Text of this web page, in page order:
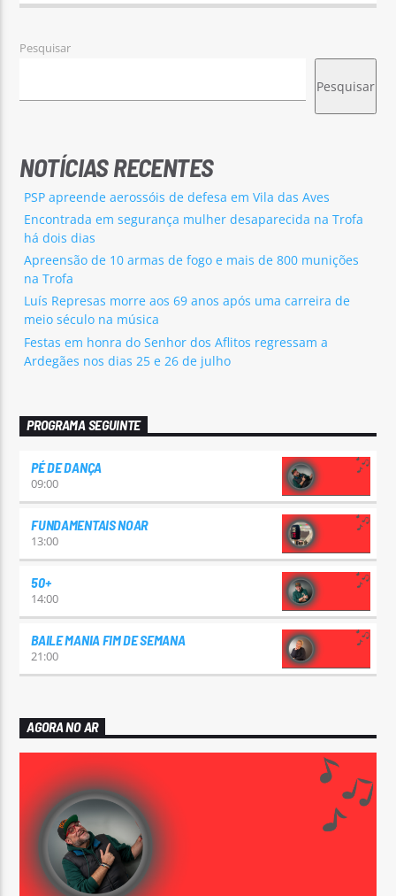
Pesquisar
Pesquisar
NOTÍCIAS RECENTES
PSP apreende aerossóis de defesa em Vila das Aves
Encontrada em segurança mulher desaparecida na Trofa
há dois dias
Apreensão de 10 armas de fogo e mais de 800 munições
na Trofa
Luís Represas morre aos 69 anos após uma carreira de
meio século na música
Festas em honra do Senhor dos Aflitos regressam a
Ardegães nos dias 25 e 26 de julho
PROGRAMA SEGUINTE
PÉ DE DANÇA
09:00
FUNDAMENTAIS NOAR
13:00
50+
14:00
BAILE MANIA FIM DE SEMANA
21:00
AGORA NO AR